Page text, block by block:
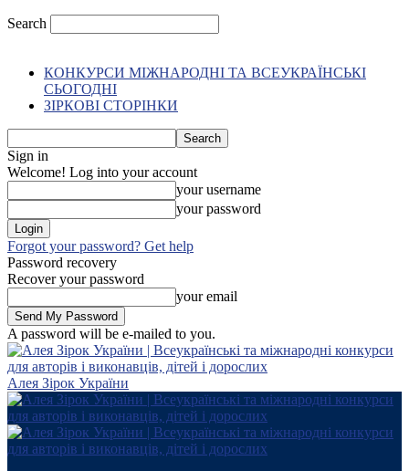
Search
КОНКУРСИ МІЖНАРОДНІ ТА ВСЕУКРАЇНСЬКІ
СЬОГОДНІ
ЗІРКОВІ СТОРІНКИ
Sign in
Welcome! Log into your account
your username
your password
Forgot your password? Get help
Password recovery
Recover your password
your email
A password will be e-mailed to you.
Алея Зірок України